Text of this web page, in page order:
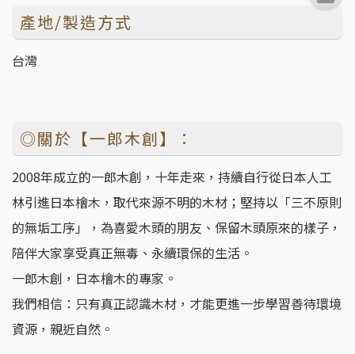
產地/製造方式
台灣
◎關於【一郎木創】：
2008年成立的一郎木創，十年走來，持續自行從日本人工
林引進日本檜木，取代來源不明的木材；堅持以「三不原則
的無垢工序」，為喜愛木頭的朋友、保留木頭原來的樣子，
陪伴大家享受真正無毒、永續環保的生活。
一郎木創，日本檜木的專家。
我們相信：只有真正認識木材，才能更進一步學習善待環境
資源，親近自然。